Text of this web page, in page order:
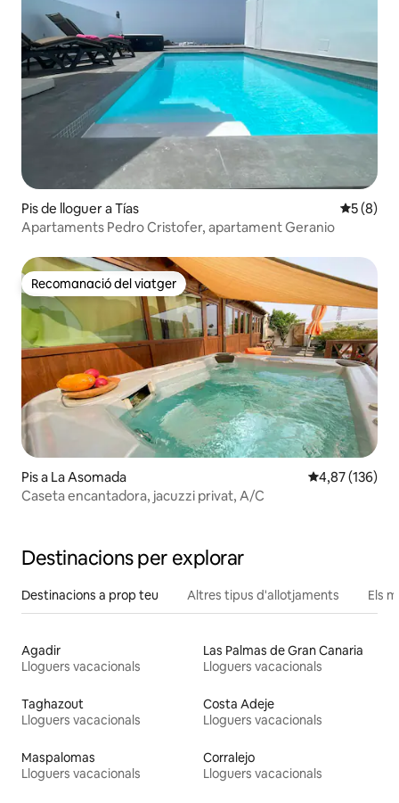
Pis de lloguer a Tías 5 de
5 (8)
Apartaments Pedro Cristofer, apartament Geranio
Recomanació del viatger
Recomanació del viatger
Pis a La Asomada 4,87 de
4,87 (136)
Caseta encantadora, jacuzzi privat, A/C
Destinacions per explorar
Destinacions a prop teu Altres tipus d'allotjaments Els
Agadir
Lloguers vacacionals
Las Palmas de Gran Canaria
Lloguers vacacionals
Taghazout
Lloguers vacacionals
Costa Adeje
Lloguers vacacionals
Maspalomas
Lloguers vacacionals
Corralejo
Lloguers vacacionals